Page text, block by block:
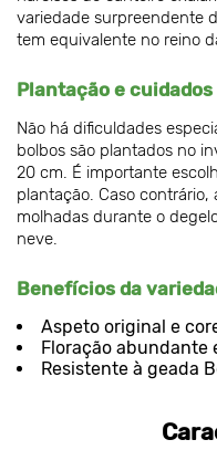
variedade surpreendente
tem equivalente no reino
Plantação e cuidados
Não há dificuldades
bolbos são plantados no
20 cm. É importante
plantação. Caso contrário,
molhadas durante o
neve.
Benefícios da
Aspeto original e
Floração abundante
Resistente à geada